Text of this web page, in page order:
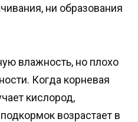
ни образования
влажность, но плохо
Когда корневая
кислород,
возрастает в